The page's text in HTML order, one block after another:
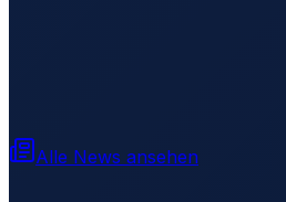
Alle News ansehen